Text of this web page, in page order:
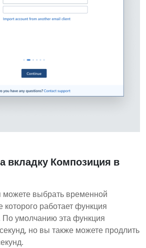
вкладку Композиция в
можете выбрать временной
которого работает функция
По умолчанию эта функция
но вы также можете продлить